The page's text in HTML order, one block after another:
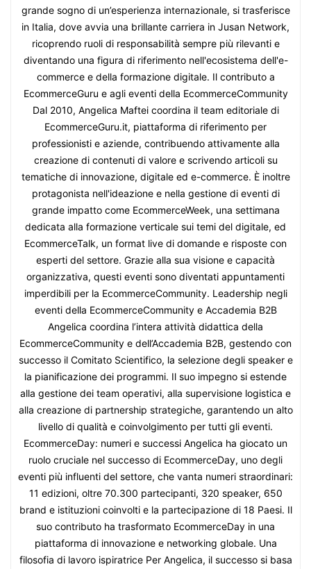
grande sogno di un’esperienza internazionale, si trasferisce
in Italia, dove avvia una brillante carriera in Jusan Network,
ricoprendo ruoli di responsabilità sempre più rilevanti e
diventando una figura di riferimento nell'ecosistema dell'e-
commerce e della formazione digitale. Il contributo a
EcommerceGuru e agli eventi della EcommerceCommunity
Dal 2010, Angelica Maftei coordina il team editoriale di
EcommerceGuru.it, piattaforma di riferimento per
professionisti e aziende, contribuendo attivamente alla
creazione di contenuti di valore e scrivendo articoli su
tematiche di innovazione, digitale ed e-commerce. È inoltre
protagonista nell'ideazione e nella gestione di eventi di
grande impatto come EcommerceWeek, una settimana
dedicata alla formazione verticale sui temi del digitale, ed
EcommerceTalk, un format live di domande e risposte con
esperti del settore. Grazie alla sua visione e capacità
organizzativa, questi eventi sono diventati appuntamenti
imperdibili per la EcommerceCommunity. Leadership negli
eventi della EcommerceCommunity e Accademia B2B
Angelica coordina l’intera attività didattica della
EcommerceCommunity e dell’Accademia B2B, gestendo con
successo il Comitato Scientifico, la selezione degli speaker e
la pianificazione dei programmi. Il suo impegno si estende
alla gestione dei team operativi, alla supervisione logistica e
alla creazione di partnership strategiche, garantendo un alto
livello di qualità e coinvolgimento per tutti gli eventi.
EcommerceDay: numeri e successi Angelica ha giocato un
ruolo cruciale nel successo di EcommerceDay, uno degli
eventi più influenti del settore, che vanta numeri straordinari:
11 edizioni, oltre 70.300 partecipanti, 320 speaker, 650
brand e istituzioni coinvolti e la partecipazione di 18 Paesi. Il
suo contributo ha trasformato EcommerceDay in una
piattaforma di innovazione e networking globale. Una
filosofia di lavoro ispiratrice Per Angelica, il successo si basa